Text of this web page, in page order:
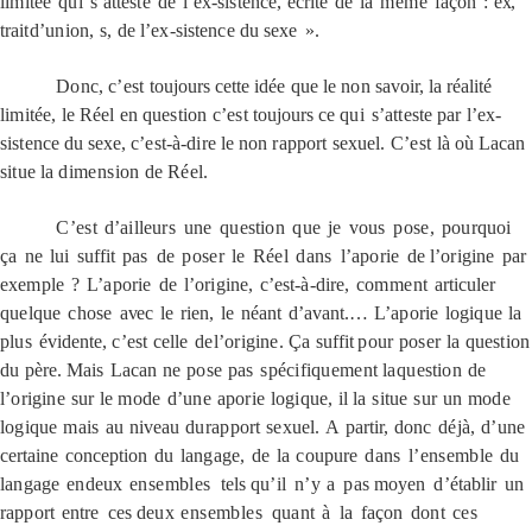
traitd’union, s,del’ex-sistence du sexe ».
Donc,c’est toujours cette idée quelenon savoir, la réalité
limitée, le Réel en question c’esttoujours cequi s’atteste par l’ex-
sistencedu sexe,c’est-à-dire le non rapport sexuel. C’est là où Lacan
situeladimensionde Réel.
C’est d’ailleurs une question que je vous pose, pourquoi
ça ne lui suffit pas de poser le Réel dans l’aporie de l’origine par
exemple ? L’aporie de l’origine, c’est-à-dire, comment articuler
quelque chose avec le rien, le néant d’avant.… L’aporie logique la
plus évidente, c’est celle del’origine. Ça suffit pour poser la question
du père. Mais Lacan ne pose pas spécifiquement laquestion de
l’origine sur lemode d’une aporie logique, il la situe sur un mode
logique mais au niveau durapport sexuel. A partir, donc déjà, d’une
certaine conception du langage, de la coupure dans l’ensemble du
langage endeux ensembles tels qu’il n’y a pas moyen d’établir un
rapport entre ces deux ensembles quant à la façon dont ces